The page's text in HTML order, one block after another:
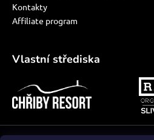
Kontakty
Affiliate program
Vlastní střediska